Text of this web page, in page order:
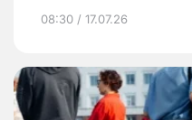
08:30 / 17.07.26